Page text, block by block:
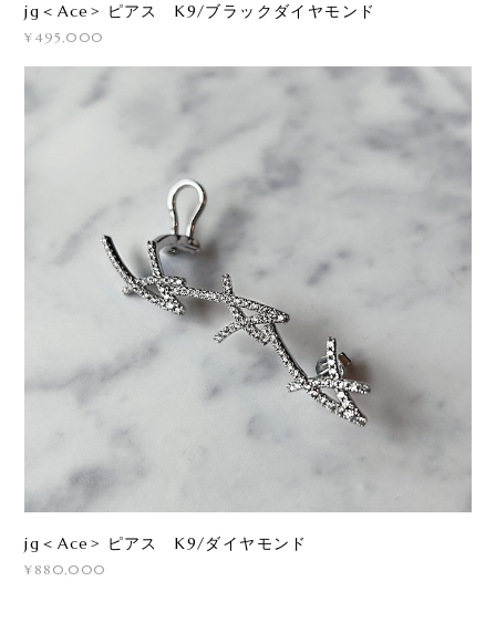
jg＜Ace> ピアス K9/ブラックダイヤモンド
¥495,000
jg＜Ace> ピアス K9/ダイヤモンド
¥880,000